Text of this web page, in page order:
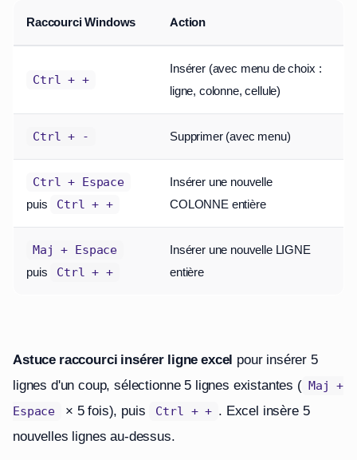
Raccourci Windows Action
Ctrl + +
Insérer (avec menu de choix :
ligne, colonne, cellule)
Ctrl + - Supprimer (avec menu)
Ctrl + Espace
puis Ctrl + +
Insérer une nouvelle
COLONNE entière
Maj + Espace
puis Ctrl + +
Insérer une nouvelle LIGNE
entière
Astuce raccourci insérer ligne excel pour insérer 5
lignes d'un coup, sélectionne 5 lignes existantes ( Maj +
Espace
× 5 fois), puis Ctrl + + . Excel insère 5
nouvelles lignes au-dessus.